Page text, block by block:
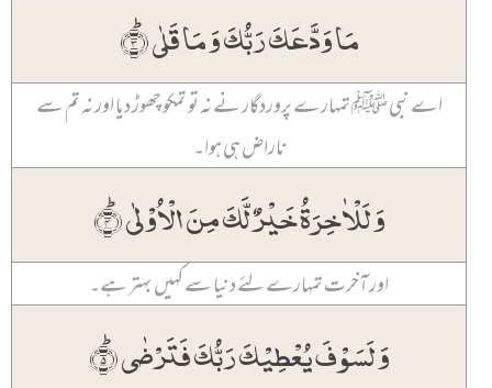
مَا وَدَّعَکَ رَبُّکَ وَ مَا قَلٰی ؕ﴿۳﴾
اے نبی ﷺ تمہارے پروردگار نے نہ تو تمکو چھوڑ دیا اور نہ تم سے
ناراض ہی ہوا۔
وَ لَلۡاٰخِرَۃُ خَیۡرٌ لَّکَ مِنَ الۡاُوۡلٰی ؕ﴿۴﴾
اور آخرت تمہارے لئے دنیا سے کہیں بہتر ہے۔
وَ لَسَوۡفَ یُعۡطِیۡکَ رَبُّکَ فَتَرۡضٰی ؕ﴿۵﴾